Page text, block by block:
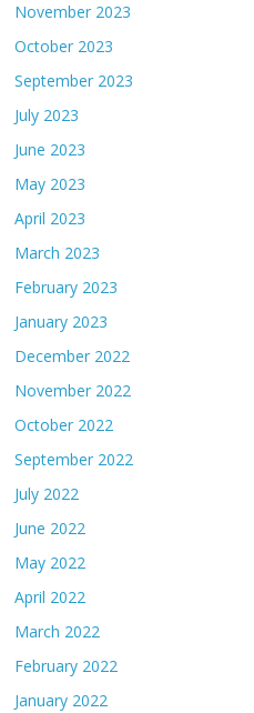
November 2023
October 2023
September 2023
July 2023
June 2023
May 2023
April 2023
March 2023
February 2023
January 2023
December 2022
November 2022
October 2022
September 2022
July 2022
June 2022
May 2022
April 2022
March 2022
February 2022
January 2022